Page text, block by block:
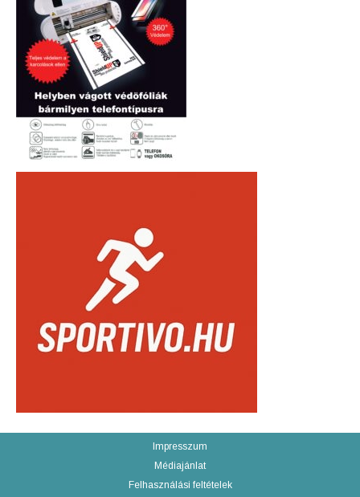
Impresszum
Médiajánlat
Felhasználási feltételek